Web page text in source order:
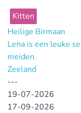
Kitten
Heilige Birmaan
Lena is een leuke
meiden.
Zeeland
---
19-07-2026
17-09-2026